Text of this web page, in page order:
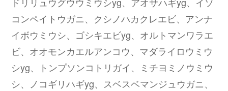
コンペイトウガニ、クシノハカクレエビ、アンナ
イボウミウシ、ゴシキエビyg、オルトマンワラエ
ビ、オオモンカエルアンコウ、マダライロウミウ
シyg、トンプソンコトリガイ、ミチヨミノウミウ
シ、ノコギリハギyg、スベスベマンジュウガニ、